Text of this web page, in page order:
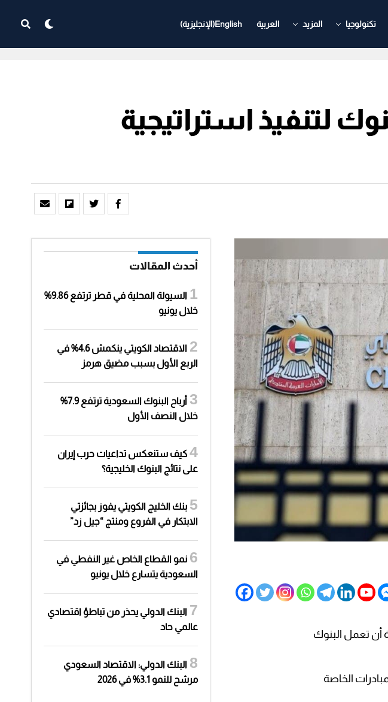
تكنولوجيا المزيد العربية English
(الإنجليزية)
لتنفيذ استراتيجية
أن تعمل البنوك
الخاصة
أحدث المقالات
السيولة المحلية في قطر ترتفع 9.86%
خلال يونيو
الاقتصاد الكويتي ينكمش 4.6% في
الربع الأول بسبب مضيق هرمز
أرباح البنوك السعودية ترتفع 7.9%
خلال النصف الأول
كيف ستنعكس تداعيات حرب إيران
على نتائج البنوك الخليجية؟
بنك الخليج الكويتي يفوز بجائزتي
الابتكار في الفروع ومنتج “جيل زد”
نمو القطاع الخاص غير النفطي في
السعودية يتسارع خلال يونيو
البنك الدولي يحذر من تباطؤ اقتصادي
عالمي حاد
البنك الدولي: الاقتصاد السعودي
مرشح للنمو 3.1% في 2026